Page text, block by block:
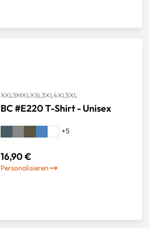
XXLSMXLXSL3XL4XL5XL
BC #E220 T-Shirt - Unisex
+5
16,90 €
Personalisieren